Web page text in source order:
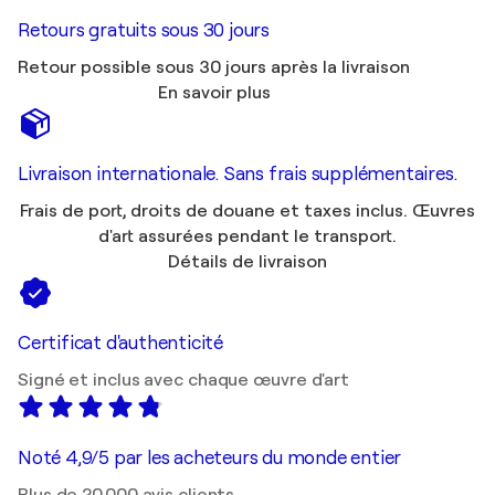
Retours gratuits sous 30 jours
Retour possible sous 30 jours après la livraison
En savoir plus
Livraison internationale. Sans frais supplémentaires.
Frais de port, droits de douane et taxes inclus. Œuvres
d'art assurées pendant le transport.
Détails de livraison
Certificat d'authenticité
Signé et inclus avec chaque œuvre d'art
Noté 4,9/5 par les acheteurs du monde entier